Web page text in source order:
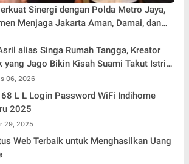
Sinergi dengan Polda Metro Jaya,
Menjaga Jakarta Aman, Damai, dan
ke-81 Republik Indonesia
alias Singa Rumah Tangga, Kreator
yang Jago Bikin Kisah Suami Takut Istri
06, 2026
L L Login Password WiFi Indihome
2025
29, 2025
Web Terbaik untuk Menghasilkan Uang